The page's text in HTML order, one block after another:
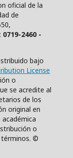
oficial de la
de
2460 -
bajo
License
o
se acredite al
de los
original en
o
términos. ©